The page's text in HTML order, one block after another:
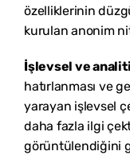
özelliklerinin
kurulan anonim
İşlevsel ve
hatırlanması ve
yarayan işlevsel
daha fazla ilgi
görüntülendiğini